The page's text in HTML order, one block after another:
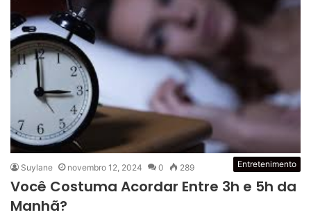
Entretenimento
Suylane novembro 12, 2024 0 289
Você Costuma Acordar Entre 3h e 5h da
Manhã?